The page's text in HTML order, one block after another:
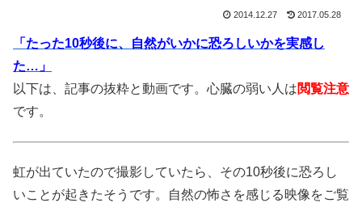
2014.12.27 2017.05.28
「たった10秒後に、自然がいかに恐ろしいかを実感し
た…」
以下は、記事の抜粋と動画です。心臓の弱い人は閲覧注意
です。
虹が出ていたので撮影していたら、その10秒後に恐ろし
いことが起きたそうです。自然の怖さを感じる映像をご覧